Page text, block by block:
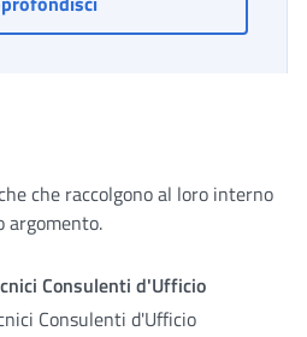
che raccolgono al loro interno
argomento.
Consulenti d'Ufficio
Consulenti d'Ufficio